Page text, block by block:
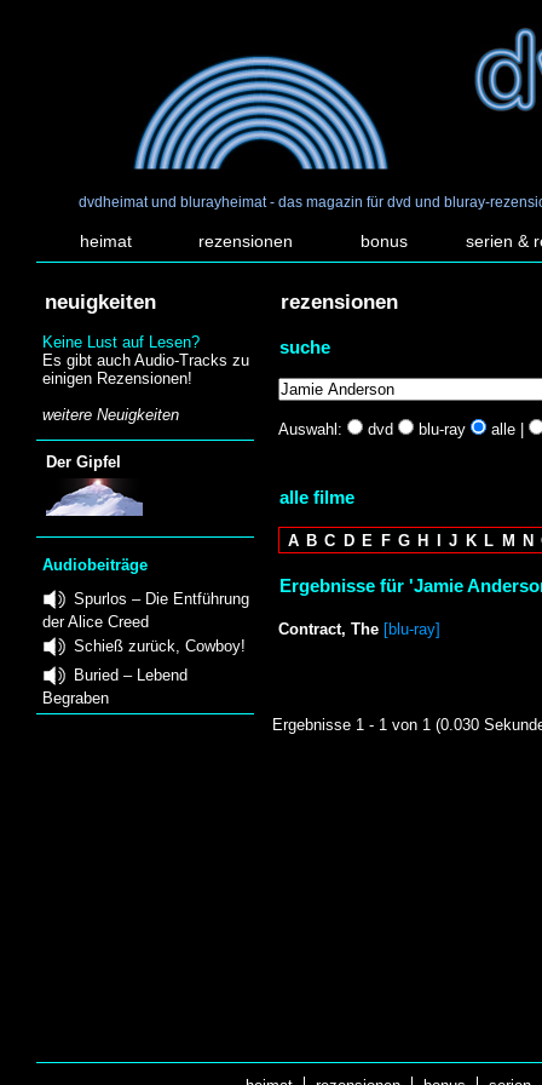
dvdheimat und blurayheimat - das magazin für dvd und bluray-
heimat rezensionen bonus serien &
neuigkeiten
Keine Lust auf Lesen?
Es gibt auch Audio-Tracks zu
einigen Rezensionen!
weitere Neuigkeiten
Der Gipfel
Audiobeiträge
Spurlos – Die Entführung
der Alice Creed
Schieß zurück, Cowboy!
Buried – Lebend
Begraben
rezensionen
suche
Auswahl: dvd blu-ray alle |
alle filme
A B C D E F G H I J K L M N
Ergebnisse für 'Jamie
Contract, The [blu-ray]
Ergebnisse 1 - 1 von 1 (0.030